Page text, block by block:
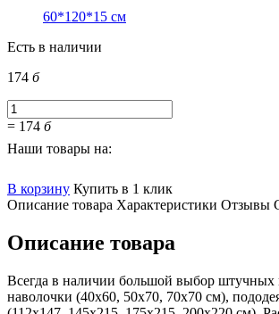
60*120*15 см
Есть в наличии
174 б
= 174 б
Наши товары на:
В корзину Купить в 1 клик
Описание товара Характеристики Отзывы
Описание товара
Всегда в наличии большой выбор штучных
наволочки (40х60, 50х70, 70х70 см),